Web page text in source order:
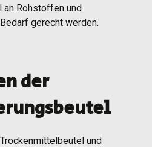
Rohstoffen und
gerecht werden.
der
und